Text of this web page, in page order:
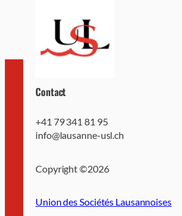
Contact
+41 79 341 81 95
info@lausanne-usl.ch
Copyright ©2026
Union des Sociétés Lausannoises